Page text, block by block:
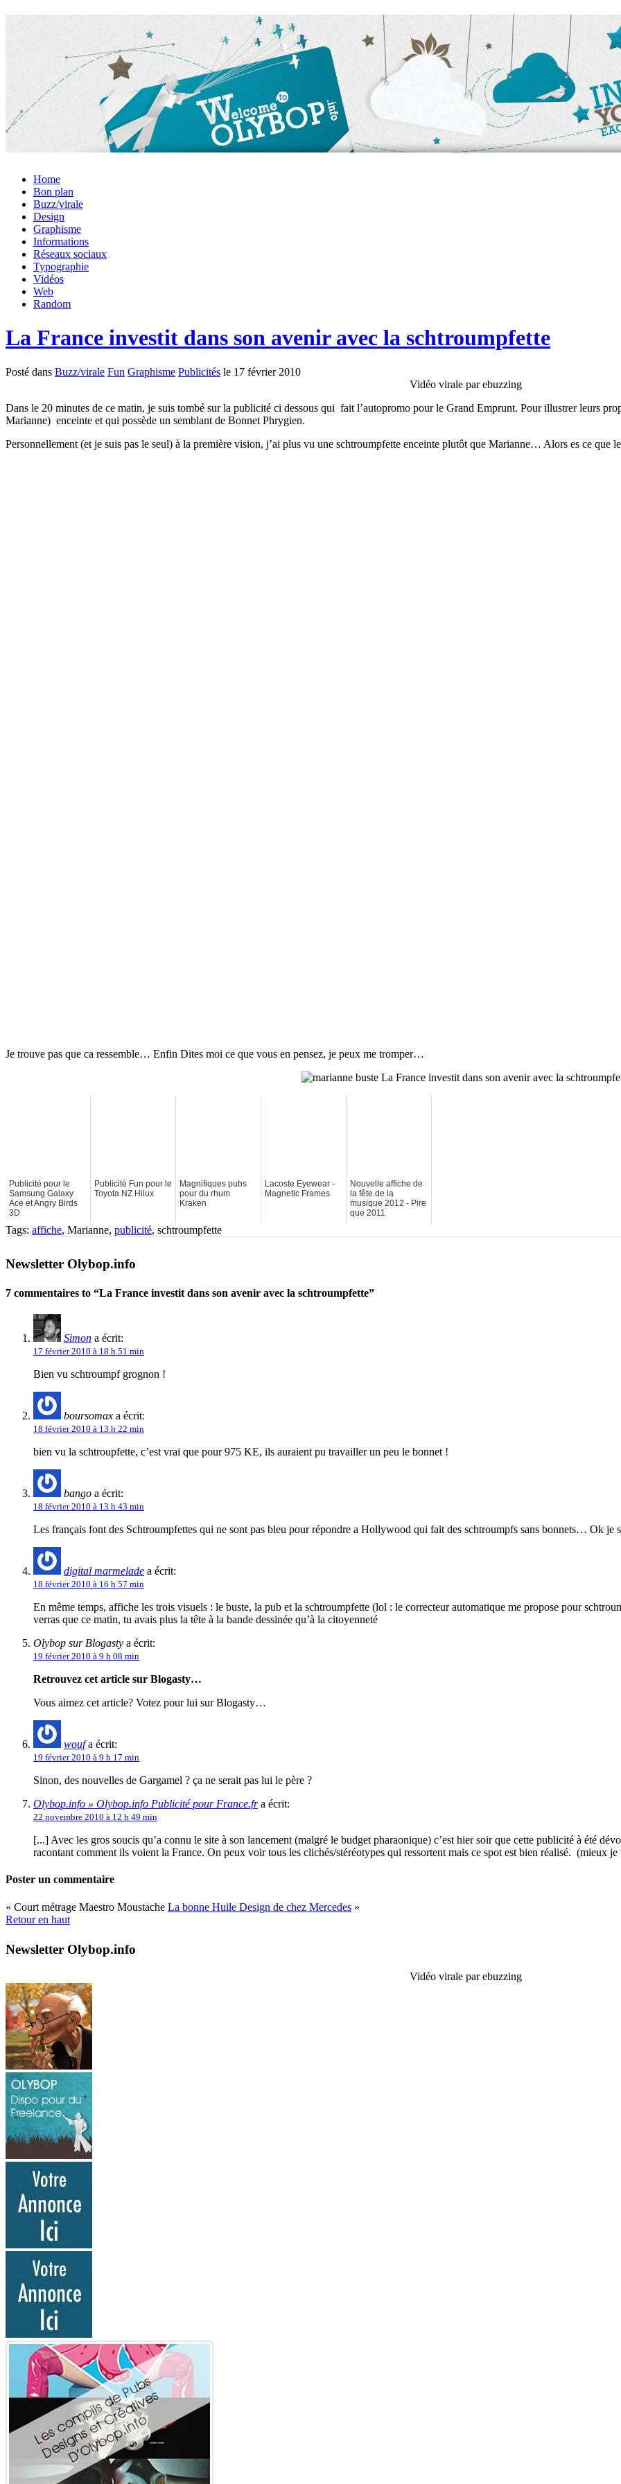
Home
Bon plan
Buzz/virale
Design
Graphisme
Informations
Réseaux sociaux
Typographie
Vidéos
Web
Random
La France investit dans son avenir avec la schtroumpfette
Posté dans Buzz/virale Fun Graphisme Publicités le 17 février 2010
Vidéo virale par ebuzzing
Dans le 20 minutes de ce matin, je suis tombé sur la publicité ci dessous qui fait l’autopromo pour le Grand Emprunt. Pour illustrer leurs
Marianne) enceinte et qui possède un semblant de Bonnet Phrygien.
Personnellement (et je suis pas le seul) à la première vision, j’ai plus vu une schtroumpfette enceinte plutôt que Marianne… Alors es ce que
Je trouve pas que ca ressemble… Enfin Dites moi ce que vous en pensez, je peux me tromper…
Publicité pour le
Samsung Galaxy
Ace et Angry Birds
3D
Publicité Fun pour le
Toyota NZ Hilux
Magnifiques pubs
pour du rhum
Kraken
Lacoste Eyewear -
Magnetic Frames
Nouvelle affiche de
la fête de la
musique 2012 - Pire
que 2011
Tags: affiche, Marianne, publicité, schtroumpfette
Newsletter Olybop.info
7 commentaires to “La France investit dans son avenir avec la schtroumpfette”
Simon a écrit:
17 février 2010 à 18 h 51 min
Bien vu schtroumpf grognon !
boursomax a écrit:
18 février 2010 à 13 h 22 min
bien vu la schtroupfette, c’est vrai que pour 975 KE, ils auraient pu travailler un peu le bonnet !
bango a écrit:
18 février 2010 à 13 h 43 min
Les français font des Schtroumpfettes qui ne sont pas bleu pour répondre a Hollywood qui fait des schtroumpfs sans bonnets… Ok je
digital marmelade a écrit:
18 février 2010 à 16 h 57 min
En même temps, affiche les trois visuels : le buste, la pub et la schtroumpfette (lol : le correcteur automatique me propose pour
verras que ce matin, tu avais plus la tête à la bande dessinée qu’à la citoyenneté
Olybop sur Blogasty a écrit:
19 février 2010 à 9 h 08 min
Retrouvez cet article sur Blogasty…
Vous aimez cet article? Votez pour lui sur Blogasty…
woufa écrit:
19 février 2010 à 9 h 17 min
Sinon, des nouvelles de Gargamel ? ça ne serait pas lui le père ?
Olybop.info » Olybop.info Publicité pour France.fra écrit:
22 novembre 2010 à 12 h 49 min
[...] Avec les gros soucis qu’a connu le site à son lancement (malgré le budget pharaonique) c’est hier soir que cette publicité à été
racontant comment ils voient la France. On peux voir tous les clichés/stéréotypes qui ressortent mais ce spot est bien réalisé. (mieux
Poster un commentaire
« Court métrage Maestro Moustache La bonne Huile Design de chez Mercedes »
Retour en haut
Newsletter Olybop.info
Vidéo virale par ebuzzing